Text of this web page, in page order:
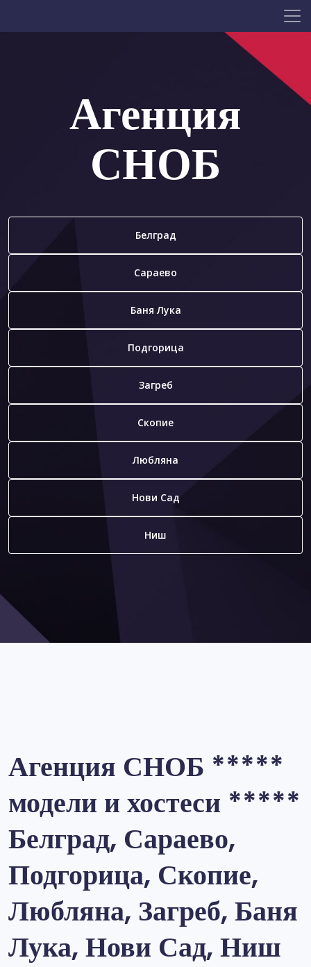
Агенция
СНОБ
Белград
Сараево
Баня Лука
Подгорица
Загреб
Скопие
Любляна
Нови Сад
Ниш
Агенция СНОБ *****
модели и хостеси *****
Белград, Сараево,
Подгорица, Скопие,
Любляна, Загреб, Баня
Лука, Нови Сад, Ниш